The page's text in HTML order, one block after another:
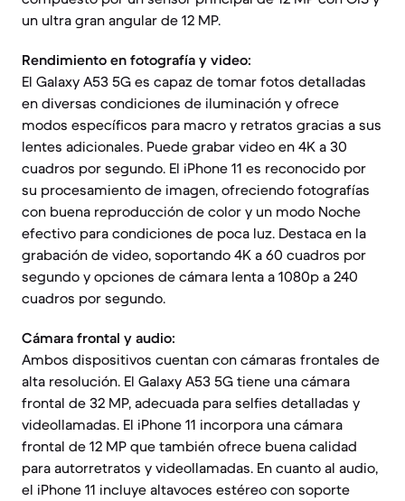
un ultra gran angular de 12 MP.
Rendimiento en fotografía y video:
El Galaxy A53 5G es capaz de tomar fotos detalladas
en diversas condiciones de iluminación y ofrece
modos específicos para macro y retratos gracias a sus
lentes adicionales. Puede grabar video en 4K a 30
cuadros por segundo. El iPhone 11 es reconocido por
su procesamiento de imagen, ofreciendo fotografías
con buena reproducción de color y un modo Noche
efectivo para condiciones de poca luz. Destaca en la
grabación de video, soportando 4K a 60 cuadros por
segundo y opciones de cámara lenta a 1080p a 240
cuadros por segundo.
Cámara frontal y audio:
Ambos dispositivos cuentan con cámaras frontales de
alta resolución. El Galaxy A53 5G tiene una cámara
frontal de 32 MP, adecuada para selfies detalladas y
videollamadas. El iPhone 11 incorpora una cámara
frontal de 12 MP que también ofrece buena calidad
para autorretratos y videollamadas. En cuanto al audio,
el iPhone 11 incluye altavoces estéreo con soporte